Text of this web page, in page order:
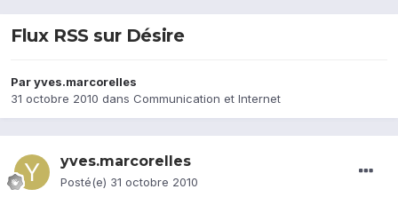
Flux RSS sur Désire
Paryves.marcorelles
31 octobre 2010 dans Communication et Internet
yves.marcorelles
Posté(e) 31 octobre 2010